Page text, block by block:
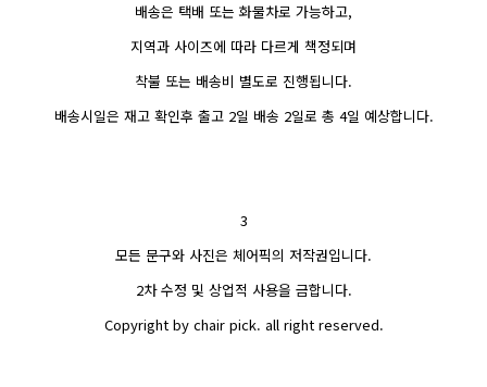
배송은 택배 또는 화물차로 가능하고,
지역과 사이즈에 따라 다르게 책정되며
착불 또는 배송비 별도로 진행됩니다.
배송시일은 재고 확인후 출고 2일 배송 2일로 총 4일 예상합니다.
3
모든 문구와 사진은 체어픽의 저작권입니다.
2차 수정 및 상업적 사용을 금합니다.
Copyright by chair pick. all right reserved.